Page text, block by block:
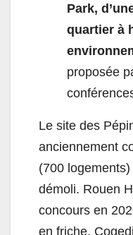
Park,
quartier à
proposée
Le site des
anciennement
(700
démoli. Rouen
concours en
en friche.